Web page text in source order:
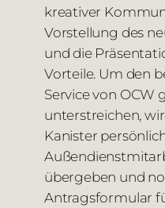
kreativer
Vorstellung des
und die
Vorteile. Um den
Service von OCW
unterstreichen,
Kanister
übergeben und
Antragsformular